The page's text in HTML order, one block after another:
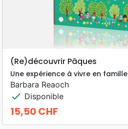
(Re)découvrir Pâques
Une expérience à vivre en famille
Barbara Reaoch
check Disponible
Prix
15,50 CHF